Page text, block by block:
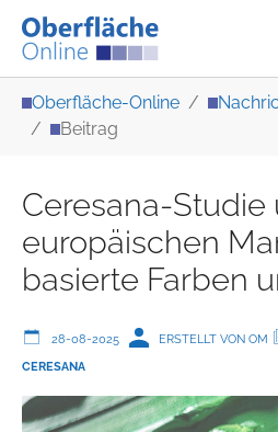
Oberfläche-Online
Beitrag
Ceresana-Studie
europäischen
basierte Farben
28-08-2025 ERSTELLT VON OM
CERESANA